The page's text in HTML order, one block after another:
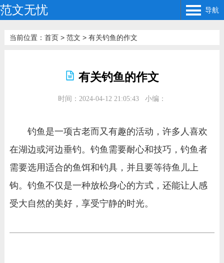
范文无忧 导航
当前位置： 首页> 范文 > 有关钓鱼的作文
有关钓鱼的作文
时间：2024-04-12 21:05:43 小编：
钓鱼是一项古老而又有趣的活动，许多人喜欢
在湖边或河边垂钓。钓鱼需要耐心和技巧，钓鱼者
需要选用适合的鱼饵和钓具，并且要等待鱼儿上
钩。钓鱼不仅是一种放松身心的方式，还能让人感
受大自然的美好，享受宁静的时光。